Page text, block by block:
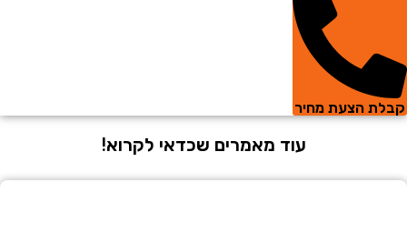
הצעת מחיר
עוד מאמרים שכדאי לקרוא!